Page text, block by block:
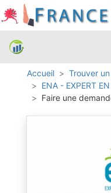
Accueil Trouver
ENA - EXPERT
Faire une